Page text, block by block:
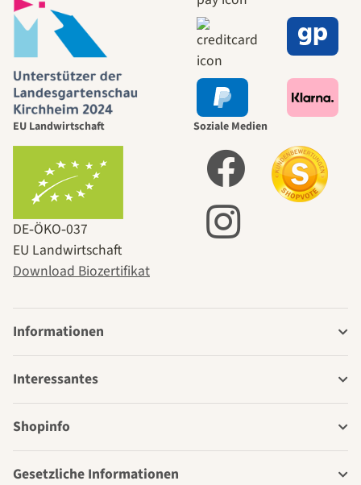
EU Landwirtschaft
DE‑ÖKO‑037
EU Landwirtschaft
Download Biozertifikat
Soziale Medien
Informationen
Interessantes
Shopinfo
Gesetzliche Informationen